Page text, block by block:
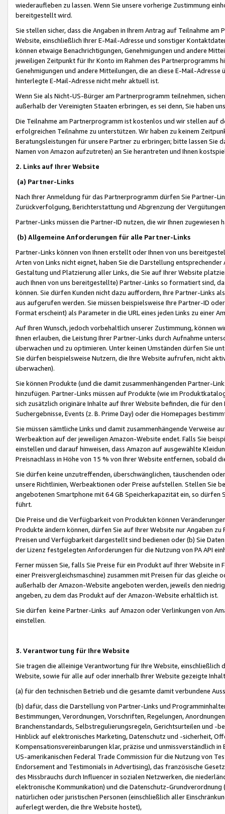
wiederaufleben zu lassen. Wenn Sie unsere vorherige Zustimmung
bereitgestellt wird.
Sie stellen sicher, dass die Angaben in Ihrem Antrag auf Teilnahme
Website, einschließlich Ihrer E-Mail-Adresse und sonstiger
können etwaige Benachrichtigungen, Genehmigungen und andere
jeweiligen Zeitpunkt für Ihr Konto im Rahmen des Partnerprogramms
Genehmigungen und andere Mitteilungen, die an diese E-Mail-
hinterlegte E-Mail-Adresse nicht mehr aktuell ist.
Wenn Sie als Nicht-US-Bürger am Partnerprogramm teilnehmen,
außerhalb der Vereinigten Staaten erbringen, es sei denn, Sie haben
Die Teilnahme am Partnerprogramm ist kostenlos und wir stellen auf
erfolgreichen Teilnahme zu unterstützen. Wir haben zu keinem
Beratungsleistungen für unsere Partner zu erbringen; bitte lassen Sie
Namen von Amazon aufzutreten) an Sie herantreten und Ihnen
2. Links auf Ihrer Website
(a) Partner-Links
Nach Ihrer Anmeldung für das Partnerprogramm dürfen Sie Partner-
Zurückverfolgung, Berichterstattung und Abgrenzung der
Partner-Links müssen die Partner-ID nutzen, die wir Ihnen zugewiesen
(b) Allgemeine Anforderungen für alle Partner-Links
Partner-Links können von Ihnen erstellt oder Ihnen von uns
Arten von Links nicht eignet, haben Sie die Darstellung
Gestaltung und Platzierung aller Links, die Sie auf Ihrer Website
auch Ihnen von uns bereitgestellte) Partner-Links so formatiert sind,
können. Sie dürfen Kunden nicht dazu auffordern, Ihre Partner-Links
aus aufgerufen werden. Sie müssen beispielsweise Ihre Partner-ID
Format erscheint) als Parameter in die URL eines jeden Links zu einer
Auf Ihren Wunsch, jedoch vorbehaltlich unserer Zustimmung, können
Ihnen erlauben, die Leistung Ihrer Partner-Links durch Aufnahme
überwachen und zu optimieren. Unter keinen Umständen dürfen Sie
Sie dürfen beispielsweise Nutzern, die Ihre Website aufrufen, nicht
überwachen).
Sie können Produkte (und die damit zusammenhängenden Partner-
hinzufügen. Partner-Links müssen auf Produkte (wie im
sich zusätzlich originäre Inhalte auf Ihrer Website befinden, die für
Suchergebnisse, Events (z. B. Prime Day) oder die Homepages
Sie müssen sämtliche Links und damit zusammenhängende
Werbeaktion auf der jeweiligen Amazon-Website endet. Falls Sie
einstellen und darauf hinweisen, dass Amazon auf ausgewählte
Preisnachlass in Höhe von 15 % von Ihrer Website entfernen, sobald
Sie dürfen keine unzutreffenden, überschwänglichen, täuschenden
unsere Richtlinien, Werbeaktionen oder Preise aufstellen. Stellen Sie
angebotenen Smartphone mit 64 GB Speicherkapazität ein, so dürfen
führt.
Die Preise und die Verfügbarkeit von Produkten können
Produkte ändern können, dürfen Sie auf Ihrer Website nur Angaben
Preisen und Verfügbarkeit dargestellt sind bedienen oder (b) Sie
der Lizenz festgelegten Anforderungen für die Nutzung von PA API
Ferner müssen Sie, falls Sie Preise für ein Produkt auf Ihrer Website
einer Preisvergleichsmaschine) zusammen mit Preisen für das
außerhalb der Amazon-Website angeboten werden, jeweils den
angeben, zu dem das Produkt auf der Amazon-Website erhältlich ist.
Sie dürfen keine Partner-Links auf Amazon oder Verlinkungen von
einstellen.
3. Verantwortung für Ihre Website
Sie tragen die alleinige Verantwortung für Ihre Website,
Website, sowie für alle auf oder innerhalb Ihrer Website gezeigte
(a) für den technischen Betrieb und die gesamte damit verbundene
(b) dafür, dass die Darstellung von Partner-Links und
Bestimmungen, Verordnungen, Vorschriften, Regelungen,
Branchenstandards, Selbstregulierungsregeln, Gerichtsurteilen und -
Hinblick auf elektronisches Marketing, Datenschutz und -sicherheit,
Kompensationsvereinbarungen klar, präzise und unmissverständlich
US-amerikanischen Federal Trade Commission für die Nutzung von
Endorsement and Testimonials in Advertising), das französische
des Missbrauchs durch Influencer in sozialen Netzwerken, die
elektronische Kommunikation) und die Datenschutz-
natürlichen oder juristischen Personen (einschließlich aller
auferlegt werden, die Ihre Website hostet),